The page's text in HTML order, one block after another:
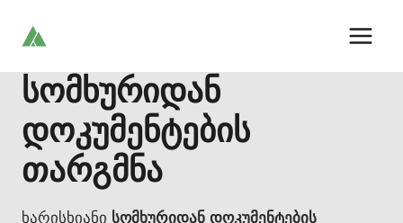
სომხურიდან
დოკუმენტების
თარგმნა
ხარისხიანი სომხურიდან დოკუმენტების